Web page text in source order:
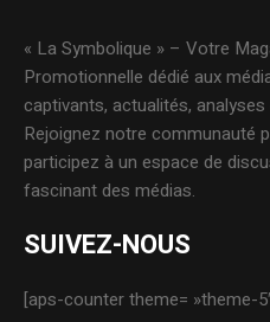
« La Symbolique » – Votre
Promotionnelle dédié aux
captivants, actualités,
Rejoignez notre communauté
participez à un espace de
fascinant des médias.
SUIVEZ-NOUS
[aps-counter theme= »theme-